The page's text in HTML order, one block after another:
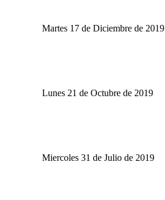
Martes 17 de Diciembre de 2019
Lunes 21 de Octubre de 2019
Miercoles 31 de Julio de 2019